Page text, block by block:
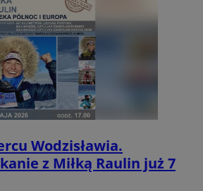
Wodzisławia.
z Miłką Raulin już 7